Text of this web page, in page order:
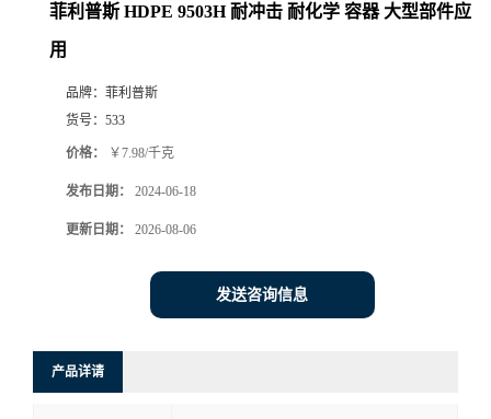
菲利普斯 HDPE 9503H 耐冲击 耐化学 容器 大型部件应
用
品牌： 菲利普斯
货号： 533
价格： ￥7.98/千克
发布日期： 2024-06-18
更新日期： 2026-08-06
发送咨询信息
产品详请